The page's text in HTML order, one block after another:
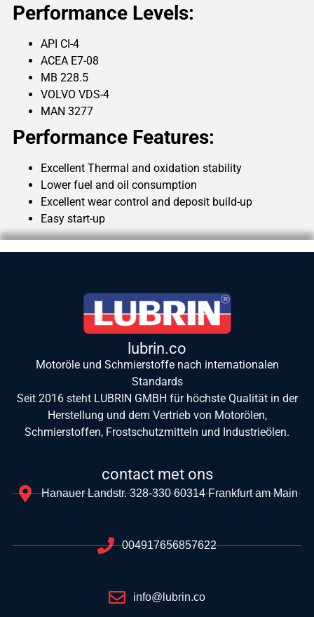
Performance Levels:
API CI-4
ACEA E7-08
MB 228.5
VOLVO VDS-4
MAN 3277
Performance Features:
Excellent Thermal and oxidation stability
Lower fuel and oil consumption
Excellent wear control and deposit build-up
Easy start-up
lubrin.co
Motoröle und Schmierstoffe nach internationalen
Standards
Seit 2016 steht LUBRIN GMBH für höchste Qualität in der
Herstellung und dem Vertrieb von Motorölen,
Schmierstoffen, Frostschutzmitteln und Industrieölen.
contact met ons
Hanauer Landstr. 328-330 60314 Frankfurt am Main
004917656857622
info@lubrin.co